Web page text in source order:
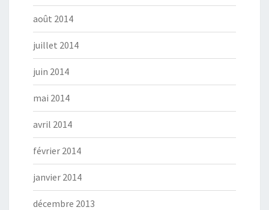
août 2014
juillet 2014
juin 2014
mai 2014
avril 2014
février 2014
janvier 2014
décembre 2013